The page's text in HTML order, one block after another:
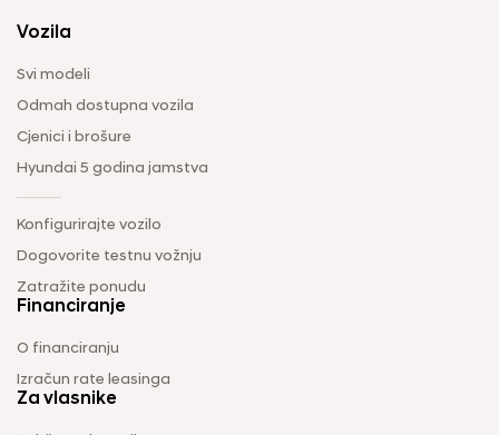
Vozila
Svi modeli
Odmah dostupna vozila
Cjenici i brošure
Hyundai 5 godina jamstva
Konfigurirajte vozilo
Dogovorite testnu vožnju
Zatražite ponudu
Financiranje
O financiranju
Izračun rate leasinga
Za vlasnike